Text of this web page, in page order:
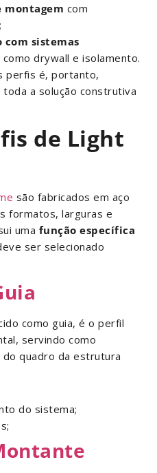
montagem com
com sistemas
como drywall e isolamento.
perfis é, portanto,
a solução construtiva
de Light
são fabricados em aço
formatos, larguras e
uma função específica
ser selecionado
como guia, é o perfil
servindo como
quadro da estrutura
do sistema;